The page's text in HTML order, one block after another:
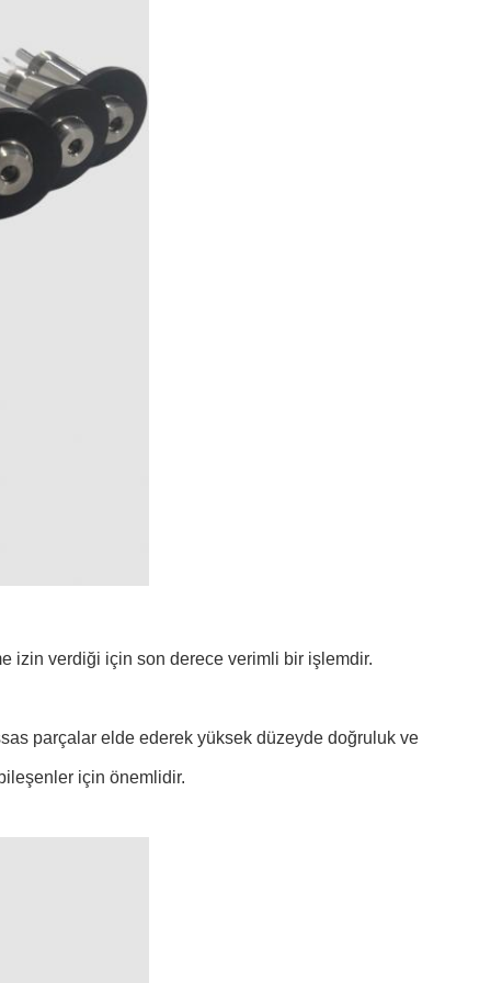
izin verdiği için son derece verimli bir işlemdir.
parçalar elde ederek yüksek düzeyde doğruluk ve
için önemlidir.